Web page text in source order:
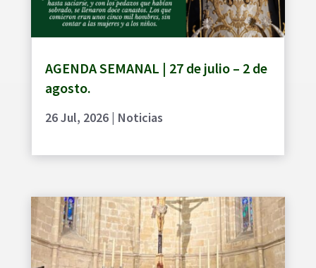
AGENDA SEMANAL | 27 de julio – 2 de
agosto.
26 Jul, 2026| Noticias